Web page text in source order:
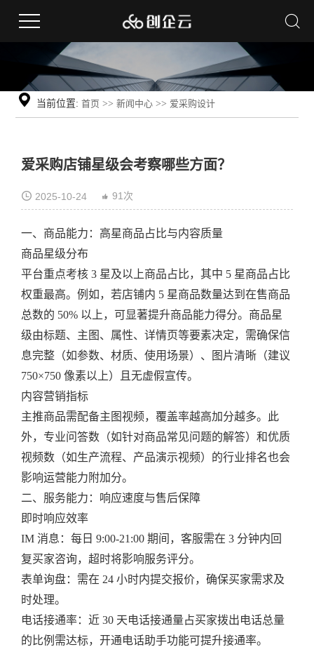
当前位置: 首页 >>新闻中心 >> 爱采购设计
爱采购店铺星级会考察哪些方面？
2025-10-24 91次
一、商品能力：高星商品占比与内容质量
商品星级分布
平台重点考核 3 星及以上商品占比，其中 5 星商品占比
权重最高。例如，若店铺内 5 星商品数量达到在售商品
总数的 50% 以上，可显著提升商品能力得分。商品星
级由标题、主图、属性、详情页等要素决定，需确保信
息完整（如参数、材质、使用场景）、图片清晰（建议
750×750 像素以上）且无虚假宣传。
内容营销指标
主推商品需配备主图视频，覆盖率越高加分越多。此
外，专业问答数（如针对商品常见问题的解答）和优质
视频数（如生产流程、产品演示视频）的行业排名也会
影响运营能力附加分。
二、服务能力：响应速度与售后保障
即时响应效率
IM 消息：每日 9:00-21:00 期间，客服需在 3 分钟内回
复买家咨询，超时将影响服务评分。
表单询盘：需在 24 小时内提交报价，确保买家需求及
时处理。
电话接通率：近 30 天电话接通量占买家拨出电话总量
的比例需达标，开通电话助手功能可提升接通率。